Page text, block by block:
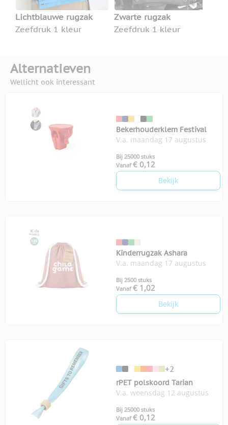
Lichtblauwe rugzak
Zeefdruk 1 kleur
Zwarte rugzak
Zeefdruk 1 kleur
Alternatieven
Wellicht ook interessant
Bekerhouderklem Festival
V.a. maandag 17 augustus
Bij 25000 stuks
Vanaf € 0,12
Bekijk
Kinderrugzak Ashara
V.a. maandag 17 augustus
Bij 2500 stuks
Vanaf € 1,02
Bekijk
+2
rPET polskoord Tarian
V.a. woensdag 12 augustus
Bij 25000 stuks
Vanaf € 0,12